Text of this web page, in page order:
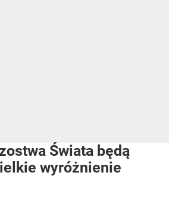
Świata będą
wyróżnienie